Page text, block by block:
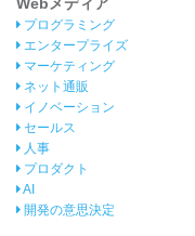
プログラミング
エンタープライズ
マーケティング
ネット通販
イノベーション
セールス
人事
プロダクト
AI
開発の意思決定